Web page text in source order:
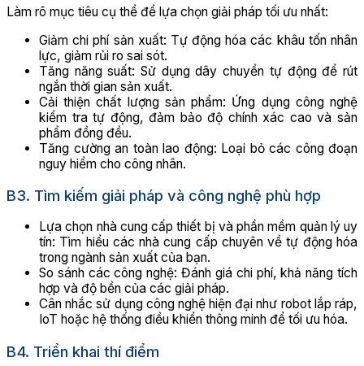
Làm rõ mục tiêu cụ thể để lựa chọn giải pháp tối ưu nhất:
Giảm chi phí sản xuất: Tự động hóa các khâu tốn nhân
lực, giảm rủi ro sai sót.
Tăng năng suất: Sử dụng dây chuyền tự động để rút
ngắn thời gian sản xuất.
Cải thiện chất lượng sản phẩm: Ứng dụng công nghệ
kiểm tra tự động, đảm bảo độ chính xác cao và sản
phẩm đồng đều.
Tăng cường an toàn lao động: Loại bỏ các công đoạn
nguy hiểm cho công nhân.
B3. Tìm kiếm giải pháp và công nghệ phù hợp
Lựa chọn nhà cung cấp thiết bị và phần mềm quản lý uy
tín: Tìm hiểu các nhà cung cấp chuyên về tự động hóa
trong ngành sản xuất của bạn.
So sánh các công nghệ: Đánh giá chi phí, khả năng tích
hợp và độ bền của các giải pháp.
Cân nhắc sử dụng công nghệ hiện đại như robot lắp ráp,
IoT hoặc hệ thống điều khiển thông minh để tối ưu hóa.
B4. Triển khai thí điểm